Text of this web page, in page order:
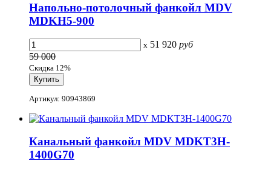
Напольно-потолочный фанкойл MDV
MDKH5-900
x 51 920 руб
59 000
Скидка 12%
Артикул: 90943869
Канальный фанкойл MDV MDKT3H-
1400G70